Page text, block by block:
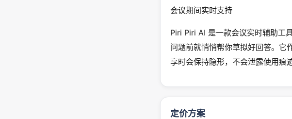
会议期间实时支持
Piri Piri AI 是一款会议实时辅助工
问题前就悄悄帮你草拟好回答。
享时会保持隐形，不会泄露使用痕迹
定价方案